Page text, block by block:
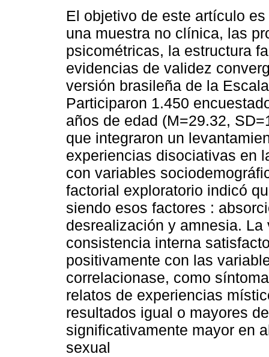
El objetivo de este artículo
una muestra no clínica, las
psicométricas, la estructura
evidencias de validez
versión brasileña de la
Participaron 1.450
años de edad (M=29.32,
que integraron un
experiencias disociativas en
con variables
factorial exploratorio indicó
siendo esos factores :
desrealización y amnesia.
consistencia interna
positivamente con las
correlacionase, como
relatos de experiencias
resultados igual o mayores
significativamente mayor en
sexual